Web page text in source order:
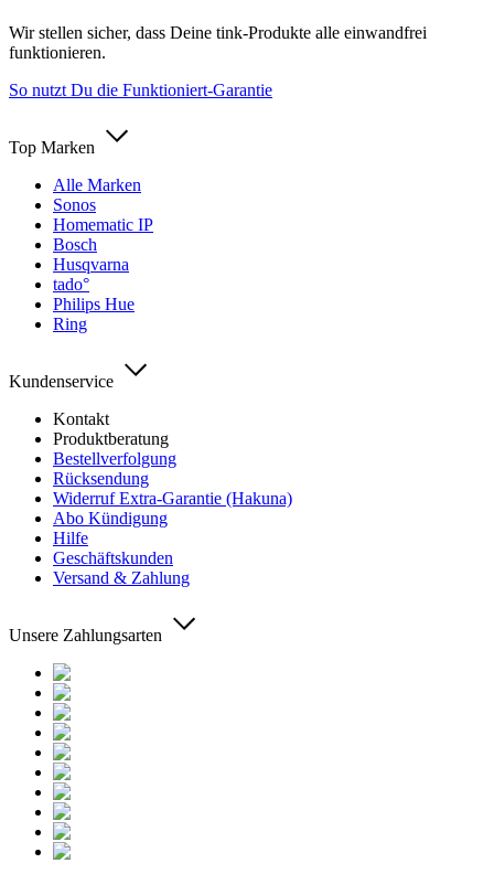
Wir stellen sicher, dass Deine tink-Produkte alle einwandfrei
funktionieren.
So nutzt Du die Funktioniert-Garantie
Top Marken
Alle Marken
Sonos
Homematic IP
Bosch
Husqvarna
tado°
Philips Hue
Ring
Kundenservice
Kontakt
Produktberatung
Bestellverfolgung
Rücksendung
Widerruf Extra-Garantie (Hakuna)
Abo Kündigung
Hilfe
Geschäftskunden
Versand & Zahlung
Unsere Zahlungsarten